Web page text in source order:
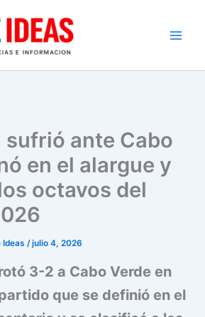
ante Cabo
en el alargue y
octavos del
Ideas/julio 4, 2026
3-2 a Cabo Verde en
que se definió en el